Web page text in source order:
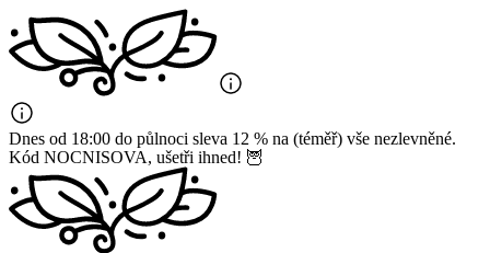
Dnes od 18:00 do půlnoci sleva 12 % na (téměř) vše nezlevněné.
Kód NOCNISOVA, ušetři ihned! 🦉